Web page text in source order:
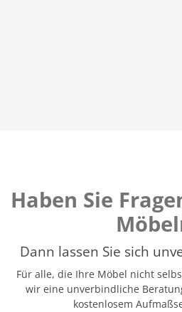
Haben Sie
Dann lassen Sie sich
Für alle, die Ihre Möbel nicht
wir eine unverbindliche
kostenlosem